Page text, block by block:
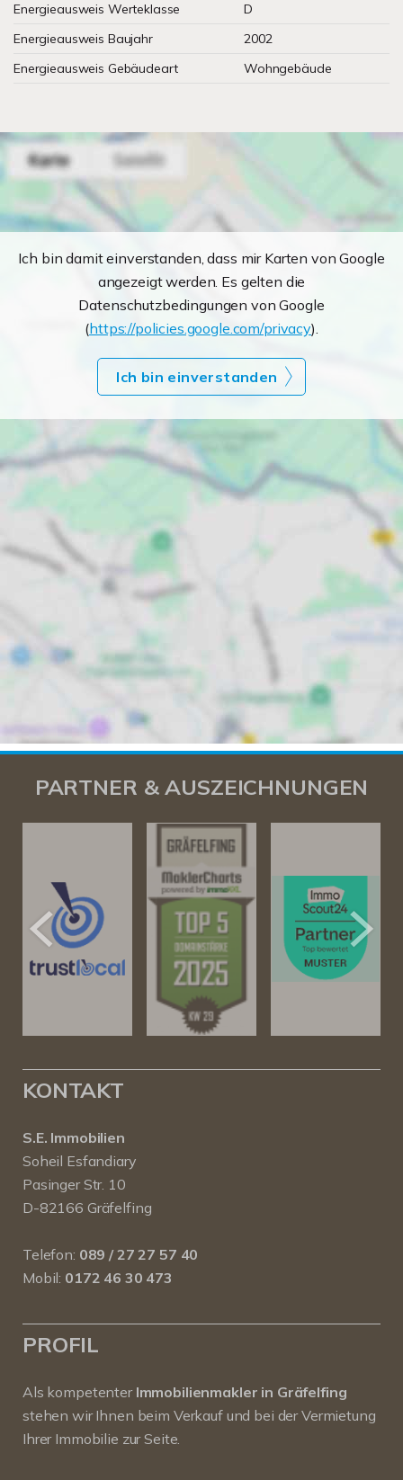
Energieausweis Werteklasse
D
Energieausweis Baujahr
2002
Energieausweis Gebäudeart
Wohngebäude
Ich bin damit einverstanden, dass mir Karten von Google
angezeigt werden. Es gelten die
Datenschutzbedingungen von Google
(https://policies.google.com/privacy).
Ich bin einverstanden
PARTNER & AUSZEICHNUNGEN
KONTAKT
S.E. Immobilien
Soheil Esfandiary
Pasinger Str. 10
D-82166 Gräfelfing
Telefon: 089 / 27 27 57 40
Mobil: 0172 46 30 473
PROFIL
Als kompetenter Immobilienmakler in Gräfelfing
stehen wir Ihnen beim Verkauf und bei der Vermietung
Ihrer Immobilie zur Seite.